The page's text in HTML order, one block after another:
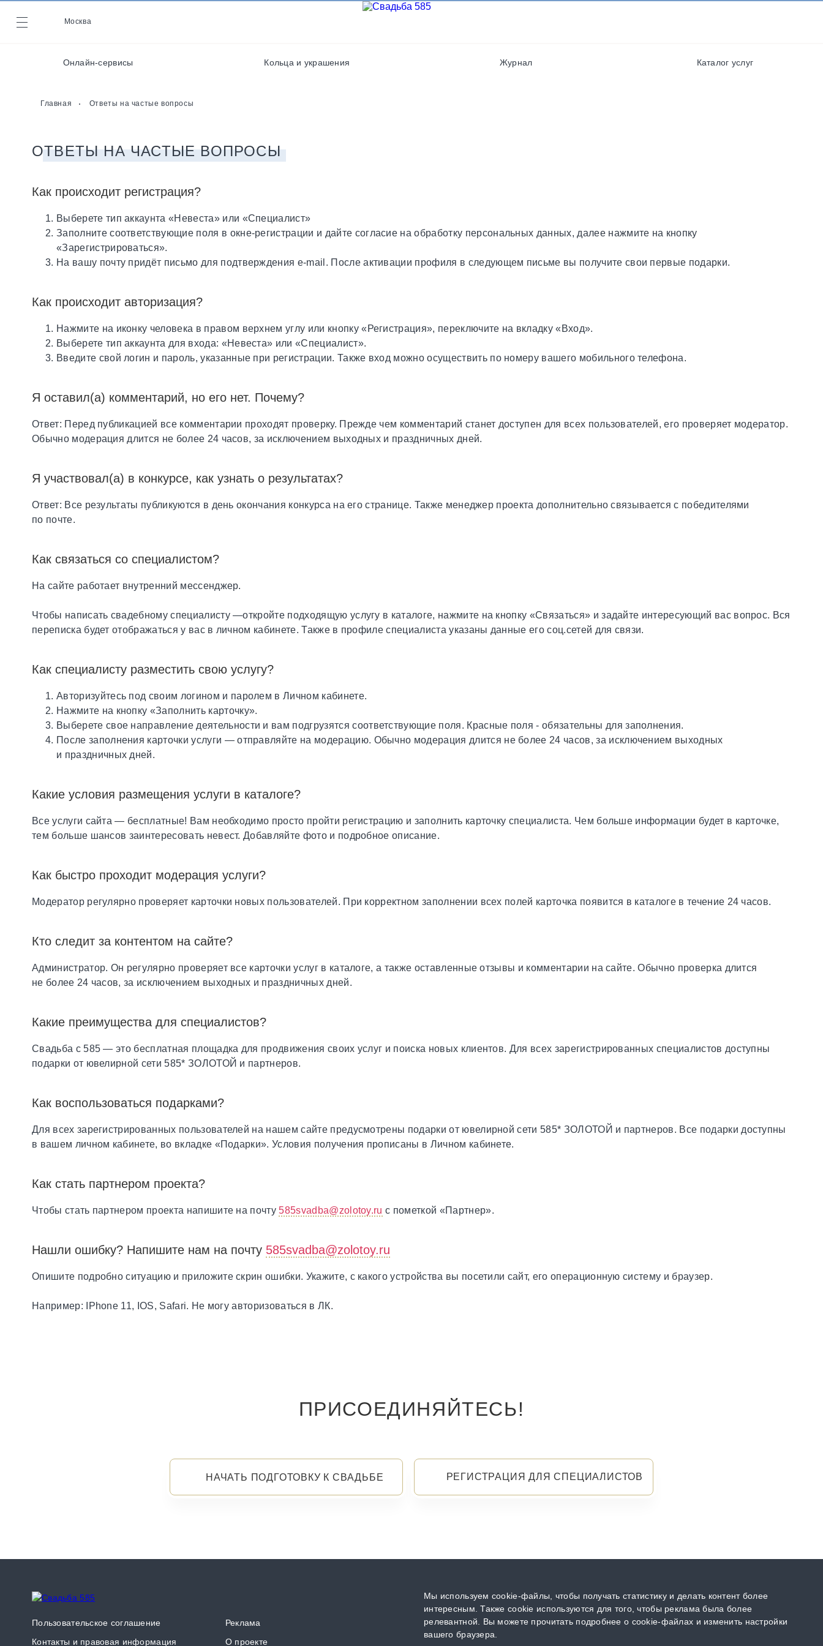
Москва
Онлайн-сервисы Кольца и украшения Журнал Каталог услуг
Журнал
Онлайн-сервисы
Свадебные платья/
Хореографы
Главная Ответы на частые вопросы
ОТВЕТЫ НА ЧАСТЫЕ ВОПРОСЫ
Как происходит регистрация?
Выберете тип аккаунта «Невеста» или «Специалист»
Заполните соответствующие поля в окне-регистрации и дайте согласие на обработку персональных данных, далее нажмите на кнопку
«Зарегистрироваться».
На вашу почту придёт письмо для подтверждения e-mail. После активации профиля в следующем письме вы получите свои первые подарки.
Как происходит авторизация?
Нажмите на иконку человека в правом верхнем углу или кнопку «Регистрация», переключите на вкладку «Вход».
Выберете тип аккаунта для входа: «Невеста» или «Специалист».
Введите свой логин и пароль, указанные при регистрации. Также вход можно осуществить по номеру вашего мобильного телефона.
Я оставил(а) комментарий, но его нет. Почему?
Ответ: Перед публикацией все комментарии проходят проверку. Прежде чем комментарий станет доступен для всех пользователей, его проверяет модератор.
Обычно модерация длится не более 24 часов, за исключением выходных и праздничных дней.
Я участвовал(а) в конкурсе, как узнать о результатах?
Ответ: Все результаты публикуются в день окончания конкурса на его странице. Также менеджер проекта дополнительно связывается с победителями
по почте.
Как связаться со специалистом?
На сайте работает внутренний мессенджер.
Чтобы написать свадебному специалисту —откройте подходящую услугу в каталоге, нажмите на кнопку «Связаться» и задайте интересующий вас вопрос. Вся
переписка будет отображаться у вас в личном кабинете. Также в профиле специалиста указаны данные его соц.сетей для связи.
Как специалисту разместить свою услугу?
Авторизуйтесь под своим логином и паролем в Личном кабинете.
Нажмите на кнопку «Заполнить карточку».
Выберете свое направление деятельности и вам подгрузятся соответствующие поля. Красные поля - обязательны для заполнения.
После заполнения карточки услуги — отправляйте на модерацию. Обычно модерация длится не более 24 часов, за исключением выходных
и праздничных дней.
Какие условия размещения услуги в каталоге?
Все услуги сайта — бесплатные! Вам необходимо просто пройти регистрацию и заполнить карточку специалиста. Чем больше информации будет в карточке,
тем больше шансов заинтересовать невест. Добавляйте фото и подробное описание.
Как быстро проходит модерация услуги?
Модератор регулярно проверяет карточки новых пользователей. При корректном заполнении всех полей карточка появится в каталоге в течение 24 часов.
Кто следит за контентом на сайте?
Администратор. Он регулярно проверяет все карточки услуг в каталоге, а также оставленные отзывы и комментарии на сайте. Обычно проверка длится
не более 24 часов, за исключением выходных и праздничных дней.
Какие преимущества для специалистов?
Свадьба с 585 — это бесплатная площадка для продвижения своих услуг и поиска новых клиентов. Для всех зарегистрированных специалистов доступны
подарки от ювелирной сети 585* ЗОЛОТОЙ и партнеров.
Как воспользоваться подарками?
Для всех зарегистрированных пользователей на нашем сайте предусмотрены подарки от ювелирной сети 585* ЗОЛОТОЙ и партнеров. Все подарки доступны
в вашем личном кабинете, во вкладке «Подарки». Условия получения прописаны в Личном кабинете.
Как стать партнером проекта?
Чтобы стать партнером проекта напишите на почту585svadba@zolotoy.ru с пометкой «Партнер».
Нашли ошибку? Напишите нам на почту 585svadba@zolotoy.ru
Опишите подробно ситуацию и приложите скрин ошибки. Укажите, с какого устройства вы посетили сайт, его операционную систему и браузер.
Например: IPhone 11, IOS, Safari. Не могу авторизоваться в ЛК.
ПРИСОЕДИНЯЙТЕСЬ!
НАЧАТЬ ПОДГОТОВКУ К СВАДЬБЕ РЕГИСТРАЦИЯ ДЛЯ СПЕЦИАЛИСТОВ
Пользовательское соглашение
Контакты и правовая информация
Реклама
О проекте
Мы используем cookie-файлы, чтобы получать статистику и делать контент более
интересным. Также cookie используются для того, чтобы реклама была более
релевантной. Вы можете прочитать подробнее о cookie-файлах и изменить настройки
вашего браузера.